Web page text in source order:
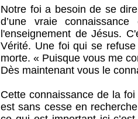
Notre foi a besoin de se
d’une vraie
l'enseignement de Jésus.
Vérité. Une foi qui se
morte. « Puisque vous me
Dès maintenant vous le
Cette connaissance de la
est sans cesse en